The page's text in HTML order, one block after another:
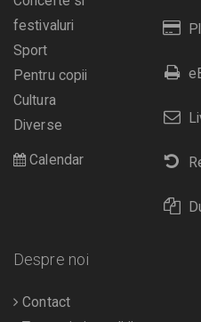
festivaluri
Sport
Pentru copii
Cultura
Diverse
Calendar
Despre noi
Contact